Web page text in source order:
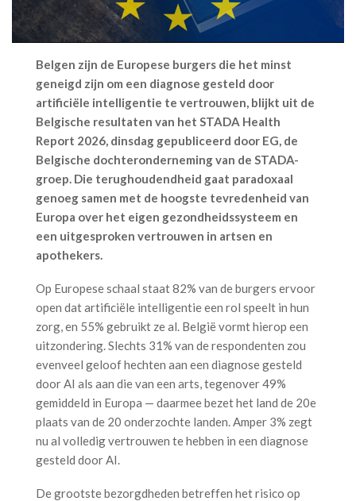
Belgen zijn de Europese burgers die het minst
geneigd zijn om een diagnose gesteld door
artificiële intelligentie te vertrouwen, blijkt uit de
Belgische resultaten van het STADA Health
Report 2026, dinsdag gepubliceerd door EG, de
Belgische dochteronderneming van de STADA-
groep. Die terughoudendheid gaat paradoxaal
genoeg samen met de hoogste tevredenheid van
Europa over het eigen gezondheidssysteem en
een uitgesproken vertrouwen in artsen en
apothekers.
Op Europese schaal staat 82% van de burgers ervoor
open dat artificiële intelligentie een rol speelt in hun
zorg, en 55% gebruikt ze al. België vormt hierop een
uitzondering. Slechts 31% van de respondenten zou
evenveel geloof hechten aan een diagnose gesteld
door AI als aan die van een arts, tegenover 49%
gemiddeld in Europa — daarmee bezet het land de 20e
plaats van de 20 onderzochte landen. Amper 3% zegt
nu al volledig vertrouwen te hebben in een diagnose
gesteld door AI.
De grootste bezorgdheden betreffen het risico op